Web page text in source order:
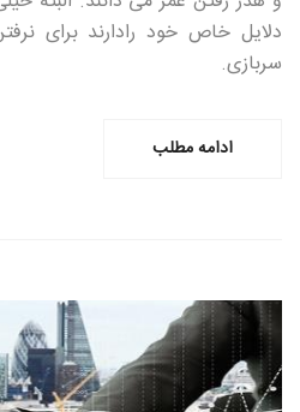
دلایل خاص خود رادارند برای
سربازی.
ادامه مطلب